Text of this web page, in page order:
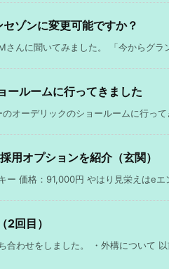
ゾンに変更可能ですか？
さんに聞いてみました。 「今からグラ
ールームに行ってきました
オーデリックのショールームに行っ
オプションを紹介（玄関）
ー 価格：91,000円 やはり見栄えはeエ
2回目）
合わせをしました。 ・外構について